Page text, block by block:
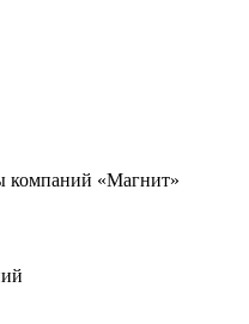
компаний «Магнит»